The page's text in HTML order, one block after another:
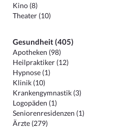
Kino (8)
Theater (10)
Gesundheit (405)
Apotheken (98)
Heilpraktiker (12)
Hypnose (1)
Klinik (10)
Krankengymnastik (3)
Logopäden (1)
Seniorenresidenzen (1)
Ärzte (279)